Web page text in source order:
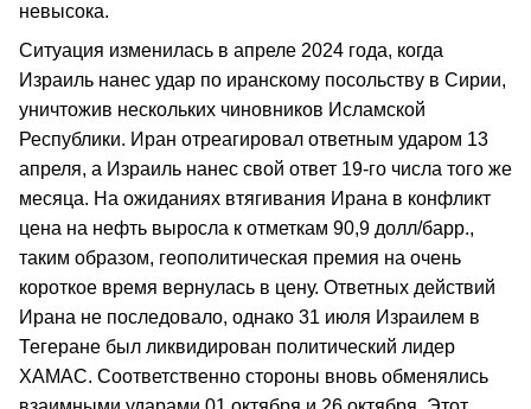
невысока.
Ситуация изменилась в апреле 2024 года, когда
Израиль нанес удар по иранскому посольству в Сирии,
уничтожив нескольких чиновников Исламской
Республики. Иран отреагировал ответным ударом 13
апреля, а Израиль нанес свой ответ 19-го числа того же
месяца. На ожиданиях втягивания Ирана в конфликт
цена на нефть выросла к отметкам 90,9 долл/барр.,
таким образом, геополитическая премия на очень
короткое время вернулась в цену. Ответных действий
Ирана не последовало, однако 31 июля Израилем в
Тегеране был ликвидирован политический лидер
ХАМАС. Соответственно стороны вновь обменялись